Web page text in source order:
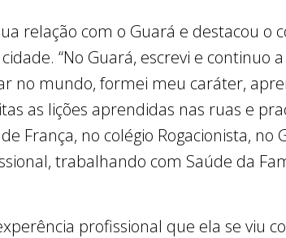
relação com o Guará e destacou o
“No Guará, escrevi e continuo
no mundo, formei meu caráter,
as lições aprendidas nas ruas e
França, no colégio Rogacionista, no
trabalhando com Saúde da
profissional que ela se viu